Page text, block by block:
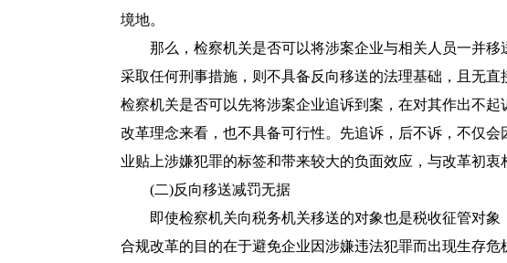
境地。
那么，检察机关是否可以将涉案企业与相关人员一并移
采取任何刑事措施，则不具备反向移送的法理基础，且无直
检察机关是否可以先将涉案企业追诉到案，在对其作出不
改革理念来看，也不具备可行性。先追诉，后不诉，不仅
业贴上涉嫌犯罪的标签和带来较大的负面效应，与改革初衷
(二)反向移送减罚无据
即使检察机关向税务机关移送的对象也是税收征管对象
合规改革的目的在于避免企业因涉嫌违法犯罪而出现生存